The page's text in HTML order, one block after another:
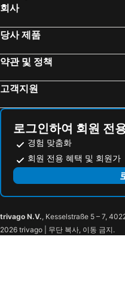
호텔 센트랄레
IH Hotels Milano Centrale
레지덴사 델레 시타
이비스 스타일 밀라노 첸트로
B&B HOTEL Milano La Spezia
B&B HOTEL Milano Aosta
아우리가 호텔
호텔 플로라
우나 호텔 센추리
스위트로우코스트 - 림비아테
라마다 플라자 밀라노
안타레스 호텔 루벤스
Castello
Via XX Settembre
Glacier Express
Zermatt Marathon
Grattacielo Pirelli
Caiazzo Metro Station
Chiesa Cattolica Parrocchiale San Gioachimo
Gioia Metro Station
Ponte Seveso
Corso Buenos Aires
Isola Metro Station
Soprano
Porta Nuova
회사
당사 제품
약관 및 정책
고객지원
로그인하여 회원 전
경험 맞춤화
회원 전용 혜택 및 회원가
trivago N.V., Kesselstraße 5 – 7,
2026 trivago | 무단 복사, 이동 금지.